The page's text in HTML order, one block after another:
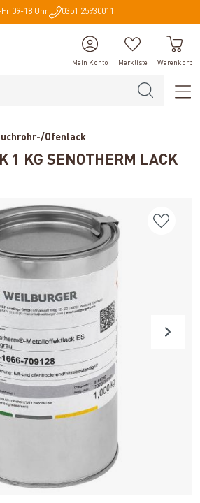
09-18 Uhr 0351 25930011
Mein Konto Merkliste Warenkorb
Ofenlack
1 KG SENOTHERM LACK